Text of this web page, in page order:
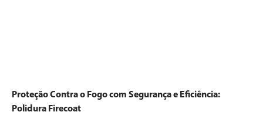
Proteção Contra o Fogo com Segurança e Eficiência:
Polidura Firecoat